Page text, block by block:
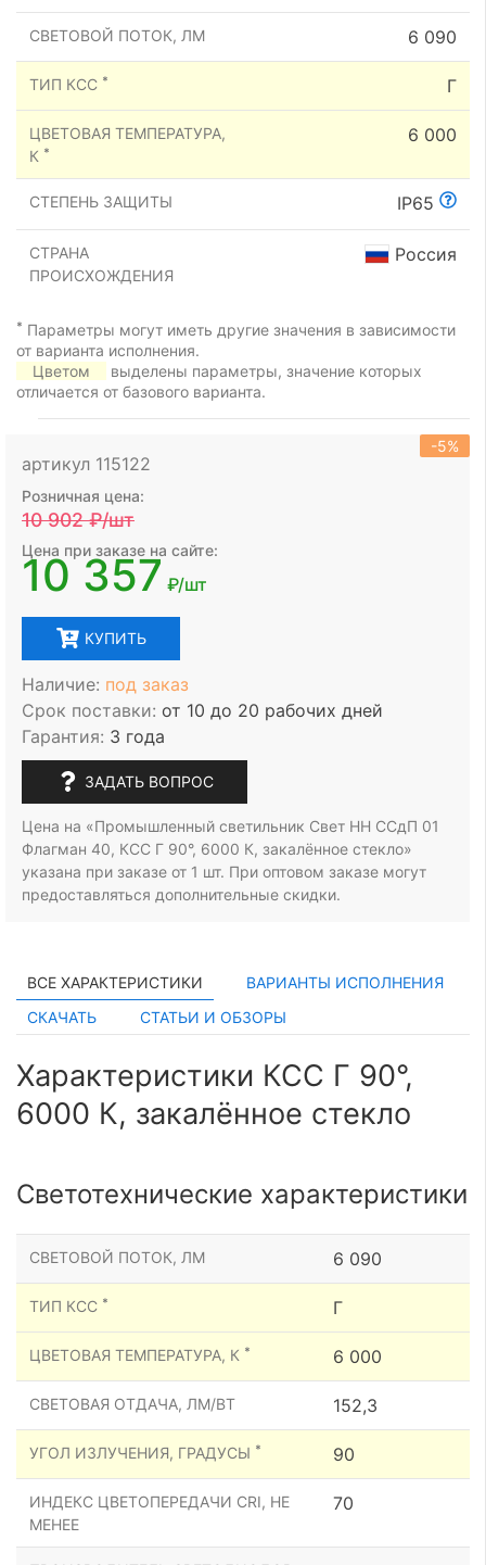
СВЕТОВОЙ ПОТОК, ЛМ 6 090
ТИП КСС * Г
ЦВЕТОВАЯ ТЕМПЕРАТУРА,
К *
6 000
СТЕПЕНЬ ЗАЩИТЫ IP65
СТРАНА
ПРОИСХОЖДЕНИЯ
Россия
* Параметры могут иметь другие значения в зависимости
от варианта исполнения.
Цветом
выделены параметры, значение которых
отличается от базового варианта.
артикул 115122
-5%
Розничная цена:
10 902₽/шт
Цена при заказе на сайте:
10 357 ₽/шт
КУПИТЬ
Наличие: под заказ
Срок поставки: от 10 до 20 рабочих дней
Гарантия: 3 года
ЗАДАТЬ ВОПРОС
Цена на «Промышленный светильник Свет НН ССдП 01
Флагман 40, КСС Г 90°, 6000 К, закалённое стекло»
указана при заказе от 1 шт. При оптовом заказе могут
предоставляться дополнительные скидки.
ВСЕ ХАРАКТЕРИСТИКИ
ВАРИАНТЫ ИСПОЛНЕНИЯ
СКАЧАТЬ
СТАТЬИ И ОБЗОРЫ
Характеристики КСС Г 90°,
6000 К, закалённое стекло
Светотехнические характеристики
СВЕТОВОЙ ПОТОК, ЛМ 6 090
ТИП КСС * Г
ЦВЕТОВАЯ ТЕМПЕРАТУРА, К * 6 000
СВЕТОВАЯ ОТДАЧА, ЛМ/ВТ 152,3
УГОЛ ИЗЛУЧЕНИЯ, ГРАДУСЫ * 90
ИНДЕКС ЦВЕТОПЕРЕДАЧИ CRI, НЕ
МЕНЕЕ
70